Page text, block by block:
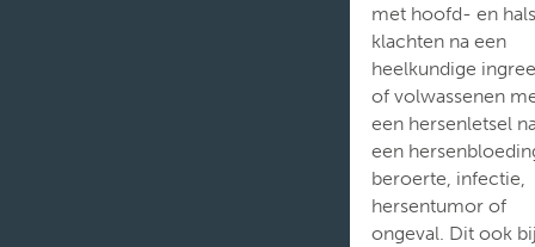
met hoofd- en
klachten na een
heelkundige
of volwassenen
een hersenletsel
een
beroerte, infectie,
hersentumor of
ongeval. Dit ook